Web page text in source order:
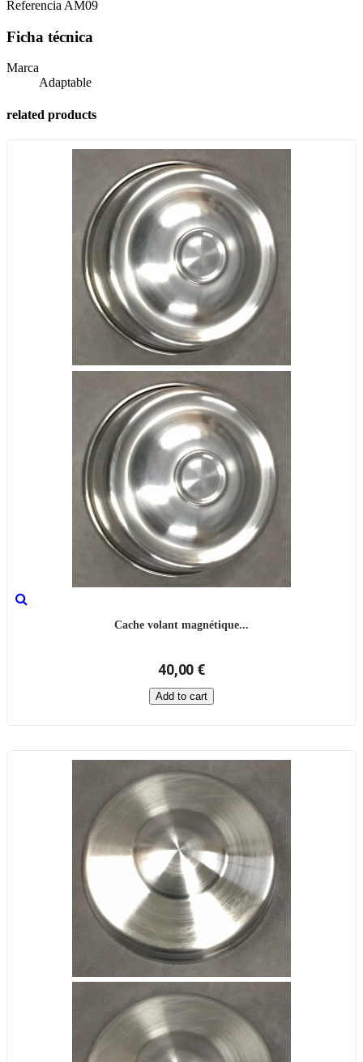
Referencia AM09
Ficha técnica
Marca
Adaptable
related products
Cache volant magnétique...
40,00 €
Add to cart